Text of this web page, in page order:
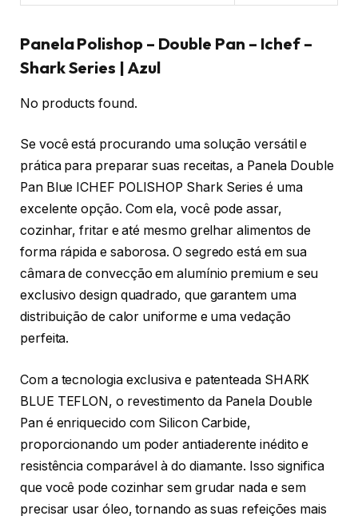
Panela Polishop – Double Pan – Ichef –
Shark Series | Azul
No products found.
Se você está procurando uma solução versátil e
prática para preparar suas receitas, a Panela Double
Pan Blue ICHEF POLISHOP Shark Series é uma
excelente opção. Com ela, você pode assar,
cozinhar, fritar e até mesmo grelhar alimentos de
forma rápida e saborosa. O segredo está em sua
câmara de convecção em alumínio premium e seu
exclusivo design quadrado, que garantem uma
distribuição de calor uniforme e uma vedação
perfeita.
Com a tecnologia exclusiva e patenteada SHARK
BLUE TEFLON, o revestimento da Panela Double
Pan é enriquecido com Silicon Carbide,
proporcionando um poder antiaderente inédito e
resistência comparável à do diamante. Isso significa
que você pode cozinhar sem grudar nada e sem
precisar usar óleo, tornando as suas refeições mais